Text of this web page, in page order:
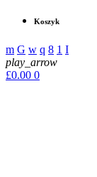
Koszyk
play_arrow
£0.00 0